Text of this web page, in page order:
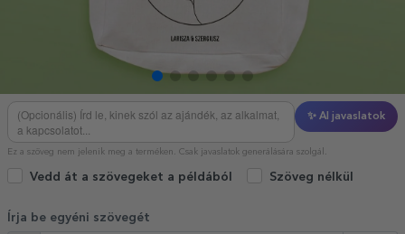
✨ AI javaslatok
Ez a szöveg nem jelenik meg a terméken. Csak javaslatok generálására szolgál.
Vedd át a szövegeket a példából Szöveg nélkül
Írja be egyéni szövegét